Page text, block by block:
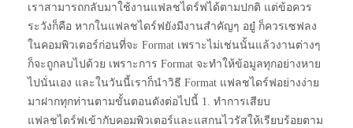
เราสามารถกลับมาใช้งานแฟลชไดร์ฟได้ตามปกติ แต่ข้อควร
ระวังก็คือ หากในแฟลชไดร์ฟยังมีงานสำคัญๆ อยู๋ ก็ควรเซฟลง
ในคอมพิวเตอร์ก่อนที่จะ Format เพราะไม่เช่นนั้นแล้วงานต่างๆ
ก็จะถูกลบไปด้วย เพราะการ Format จะทำให้ข้อมูลทุกอย่างหาย
ไปนั่นเอง และในวันนี้เราก็นำวิธี Format แฟลชไดร์ฟอย่างง่าย
มาฝากทุกท่านตามขั้นตอนดังต่อไปนี้ 1. ทำการเสียบ
แฟลชไดร์ฟเข้ากับคอมพิวเตอร์และแสกนไวรัสให้เรียบร้อยตาม